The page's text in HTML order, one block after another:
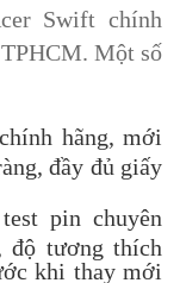
Swift chính
Một số
hãng, mới
đầy đủ giấy
pin chuyên
độ tương thích
khi thay mới